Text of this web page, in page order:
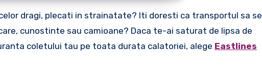
dragi, plecati in strainatate? Iti doresti ca transportul sa se
cunostinte sau camioane? Daca te-ai saturat de lipsa de
coletului tau pe toata durata calatoriei, alege Eastlines